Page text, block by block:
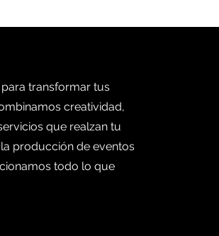
transformar tus
creatividad,
que realzan tu
producción de eventos
todo lo que